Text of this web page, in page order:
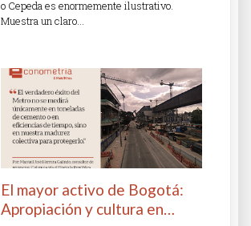
o Cepeda es enormemente ilustrativo.
Muestra un claro…
El mayor activo de Bogotá:
Apropiación y cultura en…